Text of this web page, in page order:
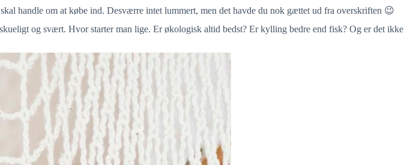
handle om at købe ind. Desværre intet lummert, men det havde du nok gættet ud fra overskriften 😉
og svært. Hvor starter man lige. Er økologisk altid bedst? Er kylling bedre end fisk? Og er det ikke